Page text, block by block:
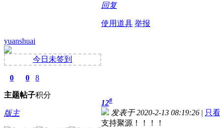
回复
使用道具 举报
yuanshuai
今日未签到
0
主题
0
帖子
8
积分
版主
12#
发表于 2020-2-13 08:19:26 | 只
支持聚源！！！！